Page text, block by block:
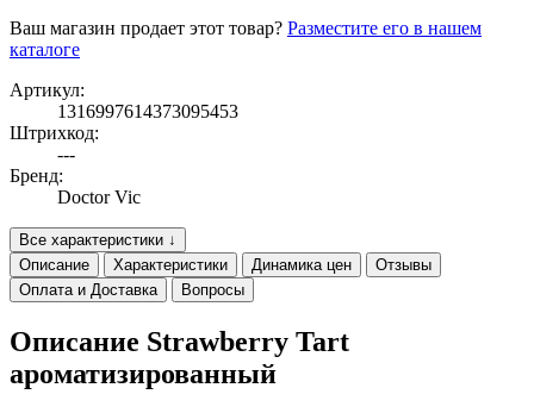
Ваш магазин продает этот товар? Разместите его в нашем
каталоге
Артикул:
1316997614373095453
Штрихкод:
---
Бренд:
Doctor Vic
Все характеристики ↓
Описание
Характеристики Динамика цен
Отзывы
Оплата и Доставка
Вопросы
Описание Strawberry Tart
ароматизированный